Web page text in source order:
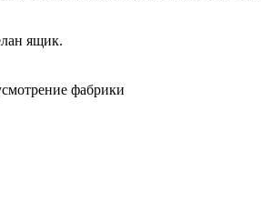
ящик.
фабрики